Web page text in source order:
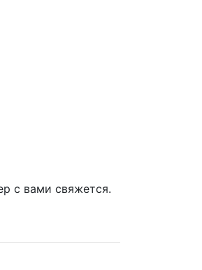
с вами свяжется.